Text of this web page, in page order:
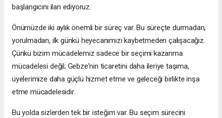
başlangıcını ilan ediyoruz.
Önümüzde iki aylık önemli bir süreç var. Bu süreçte durmadan,
yorulmadan, ilk günkü heyecanımızı kaybetmeden çalışacağız.
Çünkü bizim mücadelemiz sadece bir seçimi kazanma
mücadelesi değil; Gebze'nin ticaretini daha ileriye taşıma,
üyelerimize daha güçlü hizmet etme ve geleceği birlikte inşa
etme mücadelesidir.
Bu yolda sizlerden tek bir isteğim var. Bu seçim sürecini